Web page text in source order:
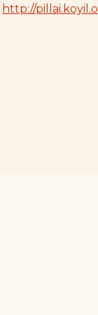
http://